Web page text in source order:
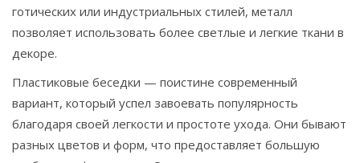
готических или индустриальных стилей, металл
позволяет использовать более светлые и легкие ткани в
декоре.
Пластиковые беседки — поистине современный
вариант, который успел завоевать популярность
благодаря своей легкости и простоте ухода. Они бывают
разных цветов и форм, что предоставляет большую